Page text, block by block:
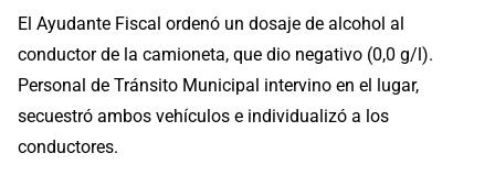
El Ayudante Fiscal ordenó un dosaje de alcohol al
conductor de la camioneta, que dio negativo (0,0 g/l).
Personal de Tránsito Municipal intervino en el lugar,
secuestró ambos vehículos e individualizó a los
conductores.